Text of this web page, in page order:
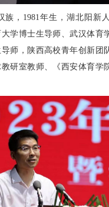
族，1981年生，湖北阳新
学博士生导师、武汉体育
师，陕西高校青年创新团
研室教师、《西安体育学